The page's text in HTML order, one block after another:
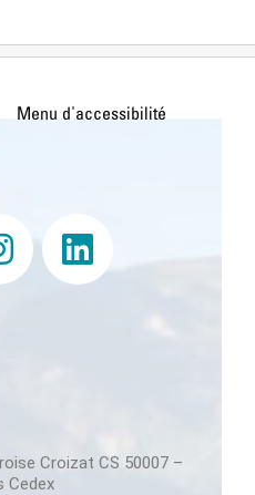
Croizat CS 50007 –
Cedex